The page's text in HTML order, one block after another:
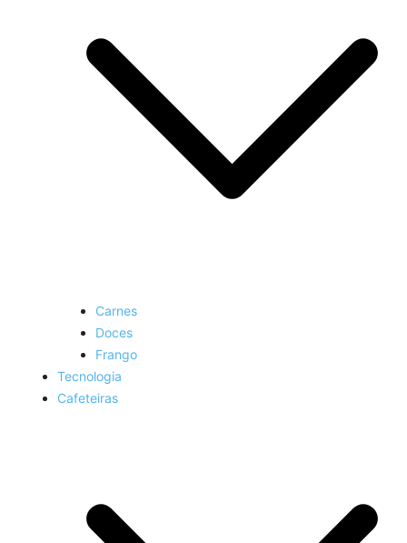
Carnes
Doces
Frango
Tecnologia
Cafeteiras